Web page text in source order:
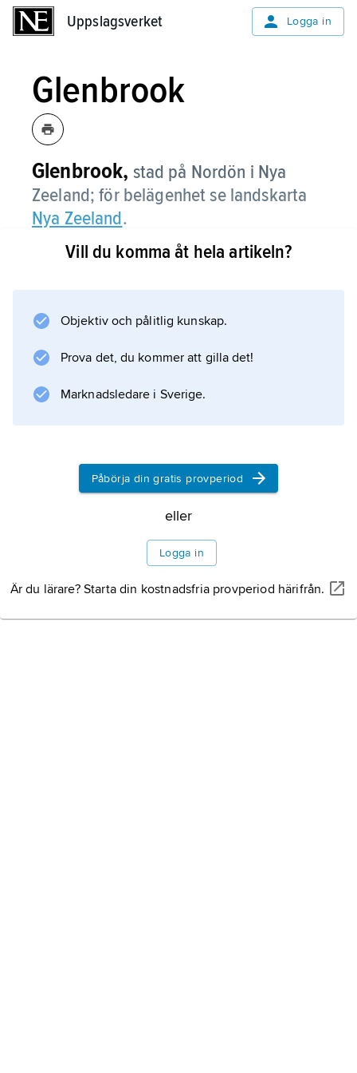
Uppslagsverket Logga in
Glenbrook
Glenbrook, stad på Nordön i Nya
Zeeland; för belägenhet se landskarta
Nya Zeeland.
Information om artikeln
Vill du komma åt hela artikeln?
Objektiv och pålitlig kunskap.
Prova det, du kommer att gilla det!
Marknadsledare i Sverige.
Påbörja din gratis provperiod
eller
Logga in
Är du lärare? Starta din kostnadsfria provperiod härifrån.